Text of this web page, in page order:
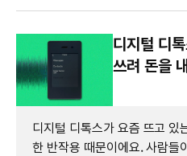
디지털 디
쓰려 돈을
디지털 디톡스가 요즘 뜨고 있
한 반작용 때문이에요. 사람들